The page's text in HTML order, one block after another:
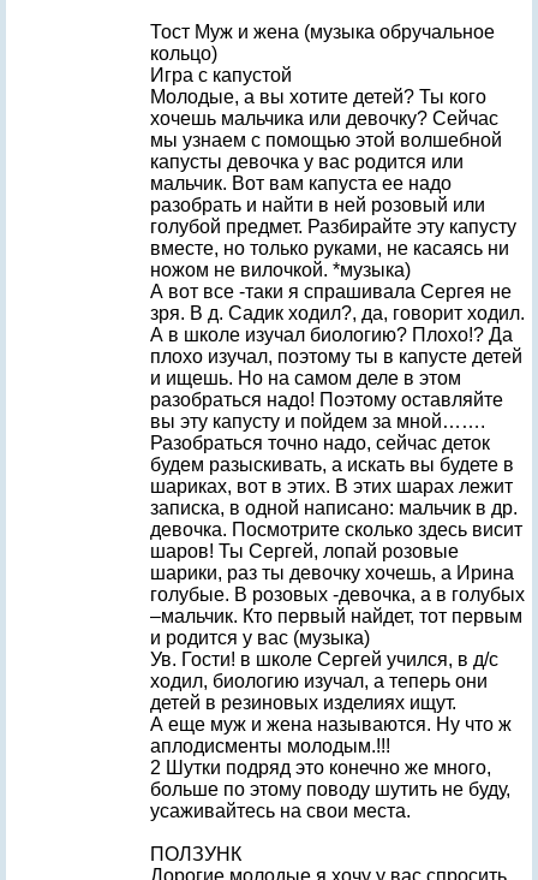
Тост Муж и жена (музыка обручальное
кольцо)
Игра с капустой
Молодые, а вы хотите детей? Ты кого
хочешь мальчика или девочку? Сейчас
мы узнаем с помощью этой волшебной
капусты девочка у вас родится или
мальчик. Вот вам капуста ее надо
разобрать и найти в ней розовый или
голубой предмет. Разбирайте эту капусту
вместе, но только руками, не касаясь ни
ножом не вилочкой. *музыка)
А вот все -таки я спрашивала Сергея не
зря. В д. Садик ходил?, да, говорит ходил.
А в школе изучал биологию? Плохо!? Да
плохо изучал, поэтому ты в капусте детей
и ищешь. Но на самом деле в этом
разобраться надо! Поэтому оставляйте
вы эту капусту и пойдем за мной…….
Разобраться точно надо, сейчас деток
будем разыскивать, а искать вы будете в
шариках, вот в этих. В этих шарах лежит
записка, в одной написано: мальчик в др.
девочка. Посмотрите сколько здесь висит
шаров! Ты Сергей, лопай розовые
шарики, раз ты девочку хочешь, а Ирина
голубые. В розовых -девочка, а в голубых
–мальчик. Кто первый найдет, тот первым
и родится у вас (музыка)
Ув. Гости! в школе Сергей учился, в д/с
ходил, биологию изучал, а теперь они
детей в резиновых изделиях ищут.
А еще муж и жена называются. Ну что ж
аплодисменты молодым.!!!
2 Шутки подряд это конечно же много,
больше по этому поводу шутить не буду,
усаживайтесь на свои места.
ПОЛЗУНК
Дорогие молодые я хочу у вас спросить,